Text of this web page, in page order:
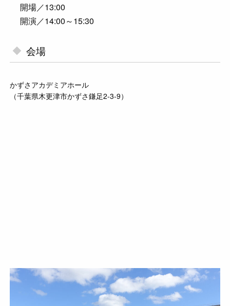
開場／13:00
開演／14:00～15:30
会場
かずさアカデミアホール
（千葉県木更津市かずさ鎌足2-3-9）